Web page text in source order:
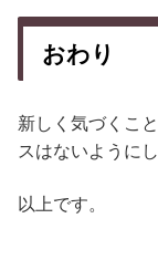
おわり
新しく気づくこ
スはないように
以上です。